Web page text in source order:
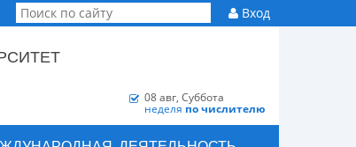
Вход
08 авг, Суббота
неделя по числителю